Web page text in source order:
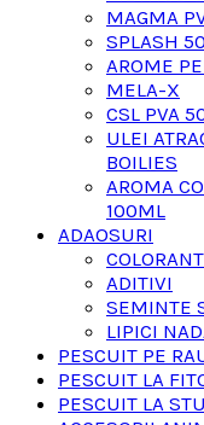
MAGMA
SPLASH
AROME
MELA-X
CSL PVA
ULEI
BOILIES
AROMA
100ML
ADAOSURI
ADITIVI
SEMINTE
LIPICI
PESCUIT PE
PESCUIT LA
PESCUIT LA